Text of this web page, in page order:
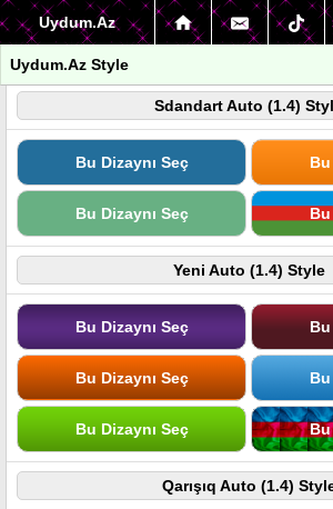
Uydum.Az
Uydum.Az Style
Sdandart Auto (1.4)
Bu Dizaynı Seç Bu
Bu Dizaynı Seç Bu
Yeni Auto (1.4) Style
Bu Dizaynı Seç Bu
Bu Dizaynı Seç Bu
Bu Dizaynı Seç Bu
Qarışıq Auto (1.4)